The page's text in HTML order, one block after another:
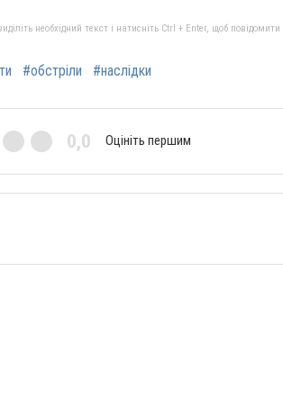
необхідний текст і натисніть Ctrl + Enter, щоб
#обстріли #наслідки
0,0 Оцініть першим